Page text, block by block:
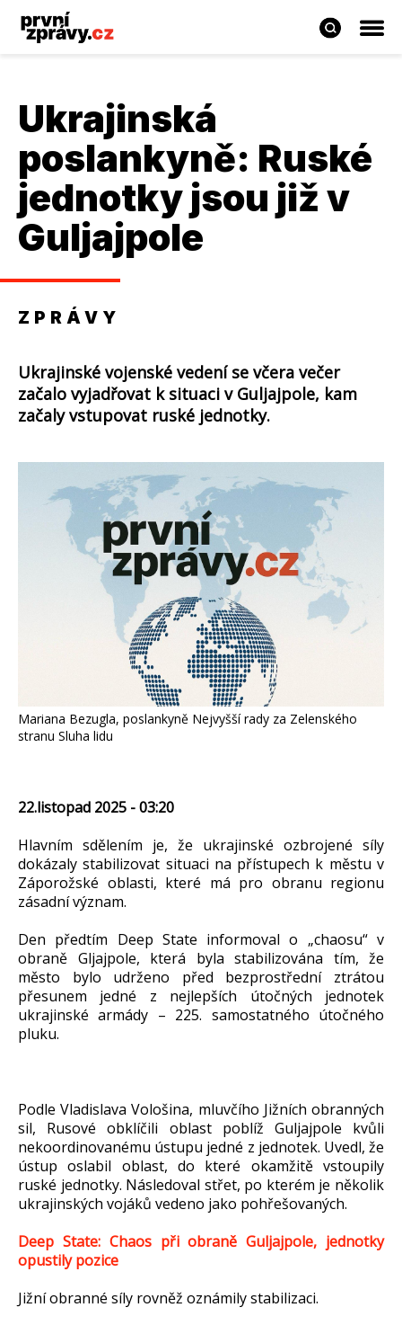
Ukrajinská
poslankyně: Ruské
jednotky jsou již v
Guljajpole
ZPRÁVY
Ukrajinské vojenské vedení se včera večer
začalo vyjadřovat k situaci v Guljajpole, kam
začaly vstupovat ruské jednotky.
Mariana Bezugla, poslankyně Nejvyšší rady za Zelenského
stranu Sluha lidu
22.listopad 2025 - 03:20
Hlavním sdělením je, že ukrajinské ozbrojené síly
dokázaly stabilizovat situaci na přístupech k městu v
Záporožské oblasti, které má pro obranu regionu
zásadní význam.
Den předtím Deep State informoval o „chaosu“ v
obraně Gljajpole, která byla stabilizována tím, že
město bylo udrženo před bezprostřední ztrátou
přesunem jedné z nejlepších útočných jednotek
ukrajinské armády – 225. samostatného útočného
pluku.
Podle Vladislava Vološina, mluvčího Jižních obranných
sil, Rusové obklíčili oblast poblíž Guljajpole kvůli
nekoordinovanému ústupu jedné z jednotek. Uvedl, že
ústup oslabil oblast, do které okamžitě vstoupily
ruské jednotky. Následoval střet, po kterém je několik
ukrajinských vojáků vedeno jako pohřešovaných.
Deep State: Chaos při obraně Guljajpole, jednotky
opustily pozice
Jižní obranné síly rovněž oznámily stabilizaci.